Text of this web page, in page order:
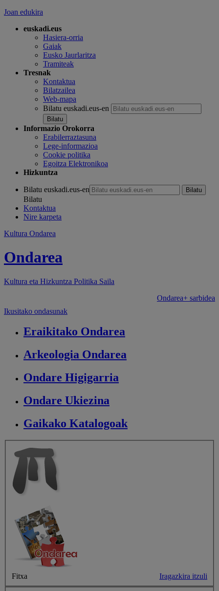
Joan edukira
euskadi.eus
Hasiera-orria
Gaiak
Eusko Jaurlaritza
Tramiteak
Tresnak
Kontaktua
Bilatzailea
Web-mapa
Bilatu euskadi.eus-en
Informazio Orokorra
Erabilerraztasuna
Lege-informazioa
Cookie politika
Egoitza Elektronikoa
Hizkuntza
Bilatu euskadi.eus-en
Bilatu
Kontaktua
Nire karpeta
Kultura Ondarea
Ondarea
Kultura eta Hizkuntza Politika Saila
Ondarea+ sarbidea
Ikusitako ondasunak
Eraikitako Ondarea
Arkeologia Ondarea
Ondare Higigarria
Ondare Ukiezina
Gaikako Katalogoak
Fitxa Iragazkira itzuli